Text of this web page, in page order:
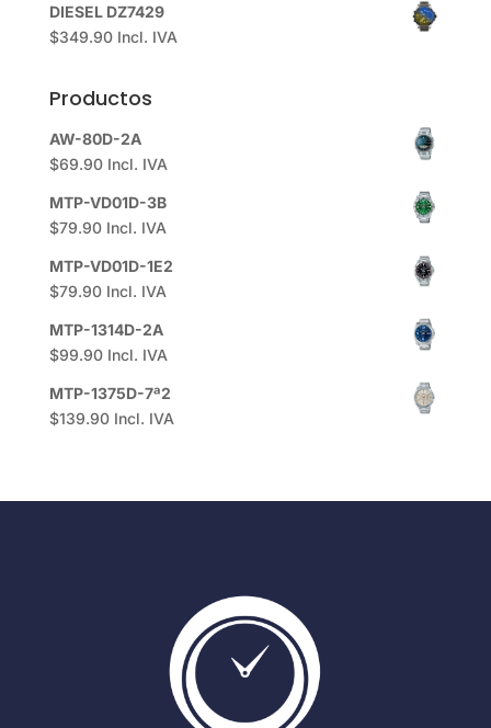
DIESEL DZ7429
$349.90 Incl. IVA
Productos
AW-80D-2A
$69.90 Incl. IVA
MTP-VD01D-3B
$79.90 Incl. IVA
MTP-VD01D-1E2
$79.90 Incl. IVA
MTP-1314D-2A
$99.90 Incl. IVA
MTP-1375D-7ª2
$139.90 Incl. IVA